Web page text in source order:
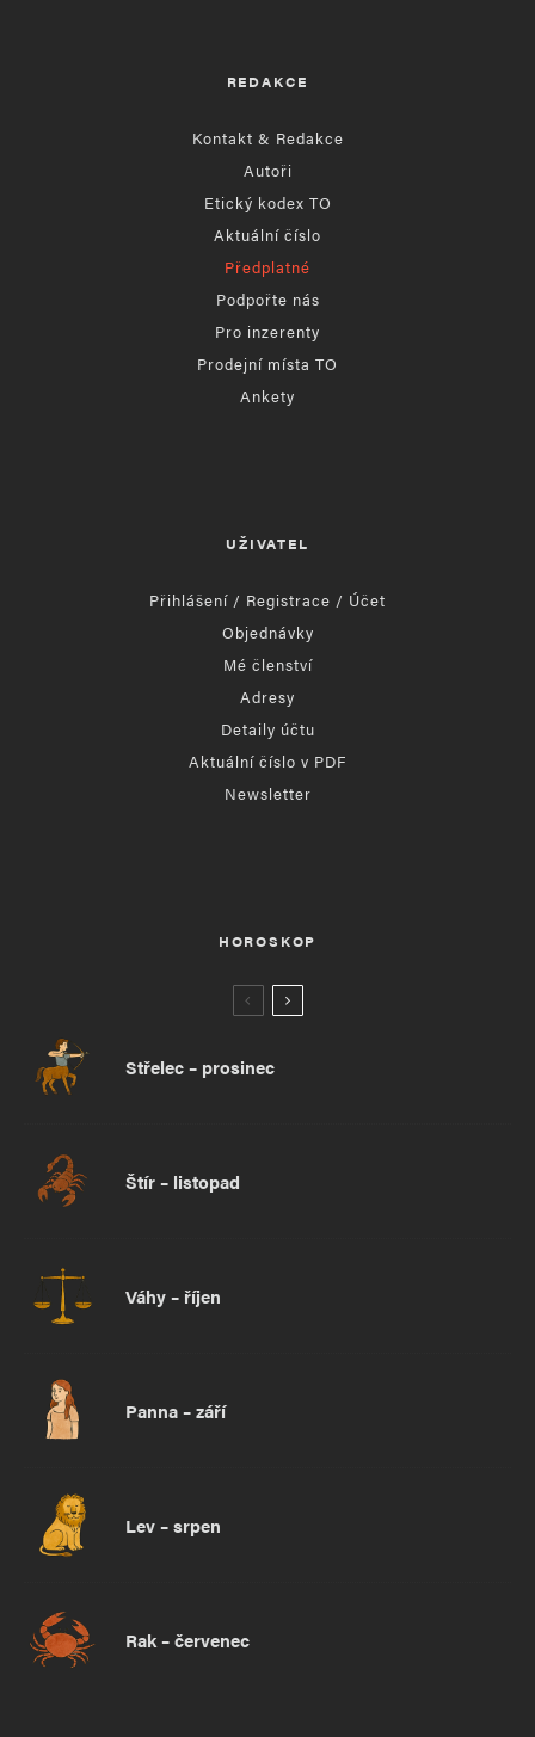
REDAKCE
Kontakt & Redakce
Autoři
Etický kodex TO
Aktuální číslo
Předplatné
Podpořte nás
Pro inzerenty
Prodejní místa TO
Ankety
UŽIVATEL
Přihlášení / Registrace / Účet
Objednávky
Mé členství
Adresy
Detaily účtu
Aktuální číslo v PDF
Newsletter
HOROSKOP
Střelec – prosinec
Štír – listopad
Váhy – říjen
Panna – září
Lev – srpen
Rak – červenec